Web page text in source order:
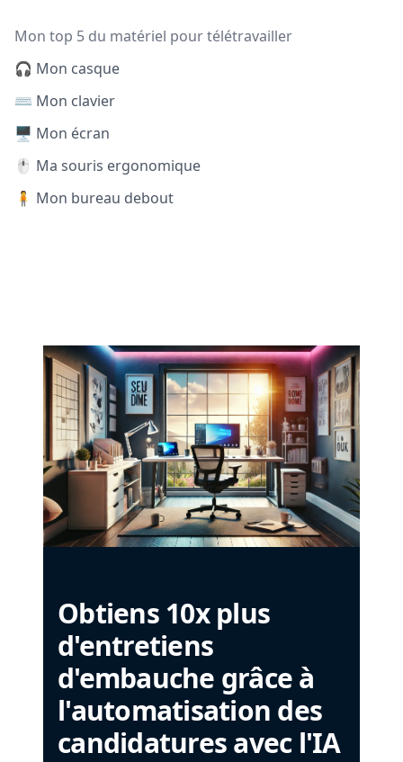
Mon top 5 du matériel pour télétravailler
🎧 Mon casque
⌨️ Mon clavier
🖥️ Mon écran
🖱️ Ma souris ergonomique
🧍 Mon bureau debout
Obtiens 10x plus
d'entretiens
d'embauche grâce à
l'automatisation des
candidatures avec l'IA